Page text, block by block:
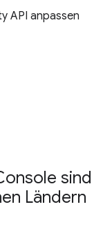
API anpassen
sind
Ländern